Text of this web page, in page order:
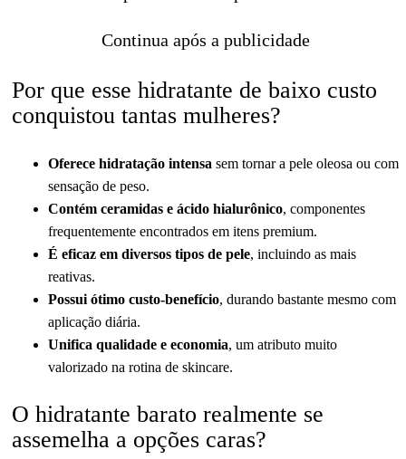
Continua após a publicidade
Por que esse hidratante de baixo custo
conquistou tantas mulheres?
Oferece hidratação intensa sem tornar a pele oleosa ou com
sensação de peso.
Contém ceramidas e ácido hialurônico, componentes
frequentemente encontrados em itens premium.
É eficaz em diversos tipos de pele, incluindo as mais
reativas.
Possui ótimo custo-benefício, durando bastante mesmo com
aplicação diária.
Unifica qualidade e economia, um atributo muito
valorizado na rotina de skincare.
O hidratante barato realmente se
assemelha a opções caras?